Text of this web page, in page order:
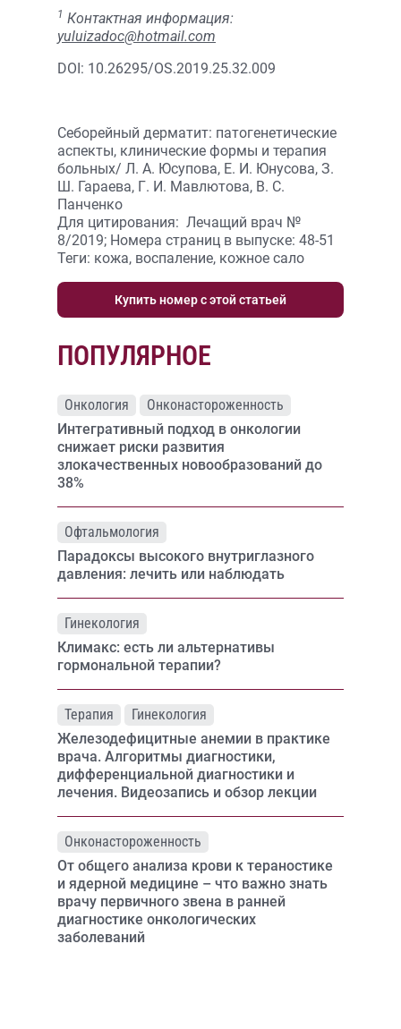
1 Контактная информация:
yuluizadoc@hotmail.com
DOI: 10.26295/OS.2019.25.32.009
Себорейный дерматит: патогенетические
аспекты, клинические формы и терапия
больных/ Л. А. Юсупова, Е. И. Юнусова, З.
Ш. Гараева, Г. И. Мавлютова, В. С.
Панченко
Для цитирования: Лечащий врач №
8/2019; Номера страниц в выпуске: 48-51
Теги: кожа, воспаление, кожное сало
Купить номер с этой статьей
ПОПУЛЯРНОЕ
Онкология
Онконастороженность
Интегративный подход в онкологии
снижает риски развития
злокачественных новообразований до
38%
Офтальмология
Парадоксы высокого внутриглазного
давления: лечить или наблюдать
Гинекология
Климакс: есть ли альтернативы
гормональной терапии?
Терапия
Гинекология
Железодефицитные анемии в практике
врача. Алгоритмы диагностики,
дифференциальной диагностики и
лечения. Видеозапись и обзор лекции
Онконастороженность
От общего анализа крови к тераностике
и ядерной медицине – что важно знать
врачу первичного звена в ранней
диагностике онкологических
заболеваний